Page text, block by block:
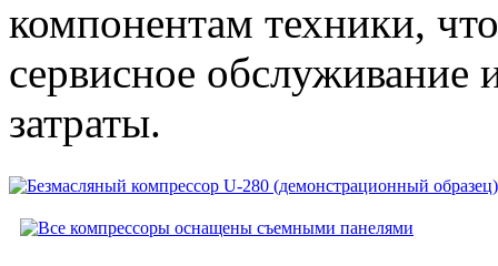
компонентам техники,
сервисное обслуживание
затраты.